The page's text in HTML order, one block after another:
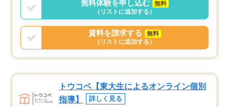
無料体験を申し込む
無料
（リストに追加する）
資料を請求する
無料
（リストに追加する）
トウコベ【東大生によるオンライン個別
指導】
詳しく見る